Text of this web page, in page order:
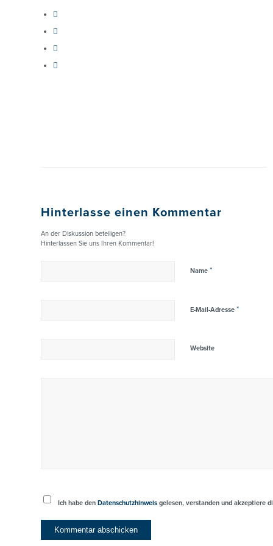
Hinterlasse einen Kommentar
An der Diskussion beteiligen?
Hinterlassen Sie uns Ihren Kommentar!
Name *
E-Mail-Adresse *
Website
Ich habe den Datenschutzhinweisgelesen, verstanden und akzeptiere